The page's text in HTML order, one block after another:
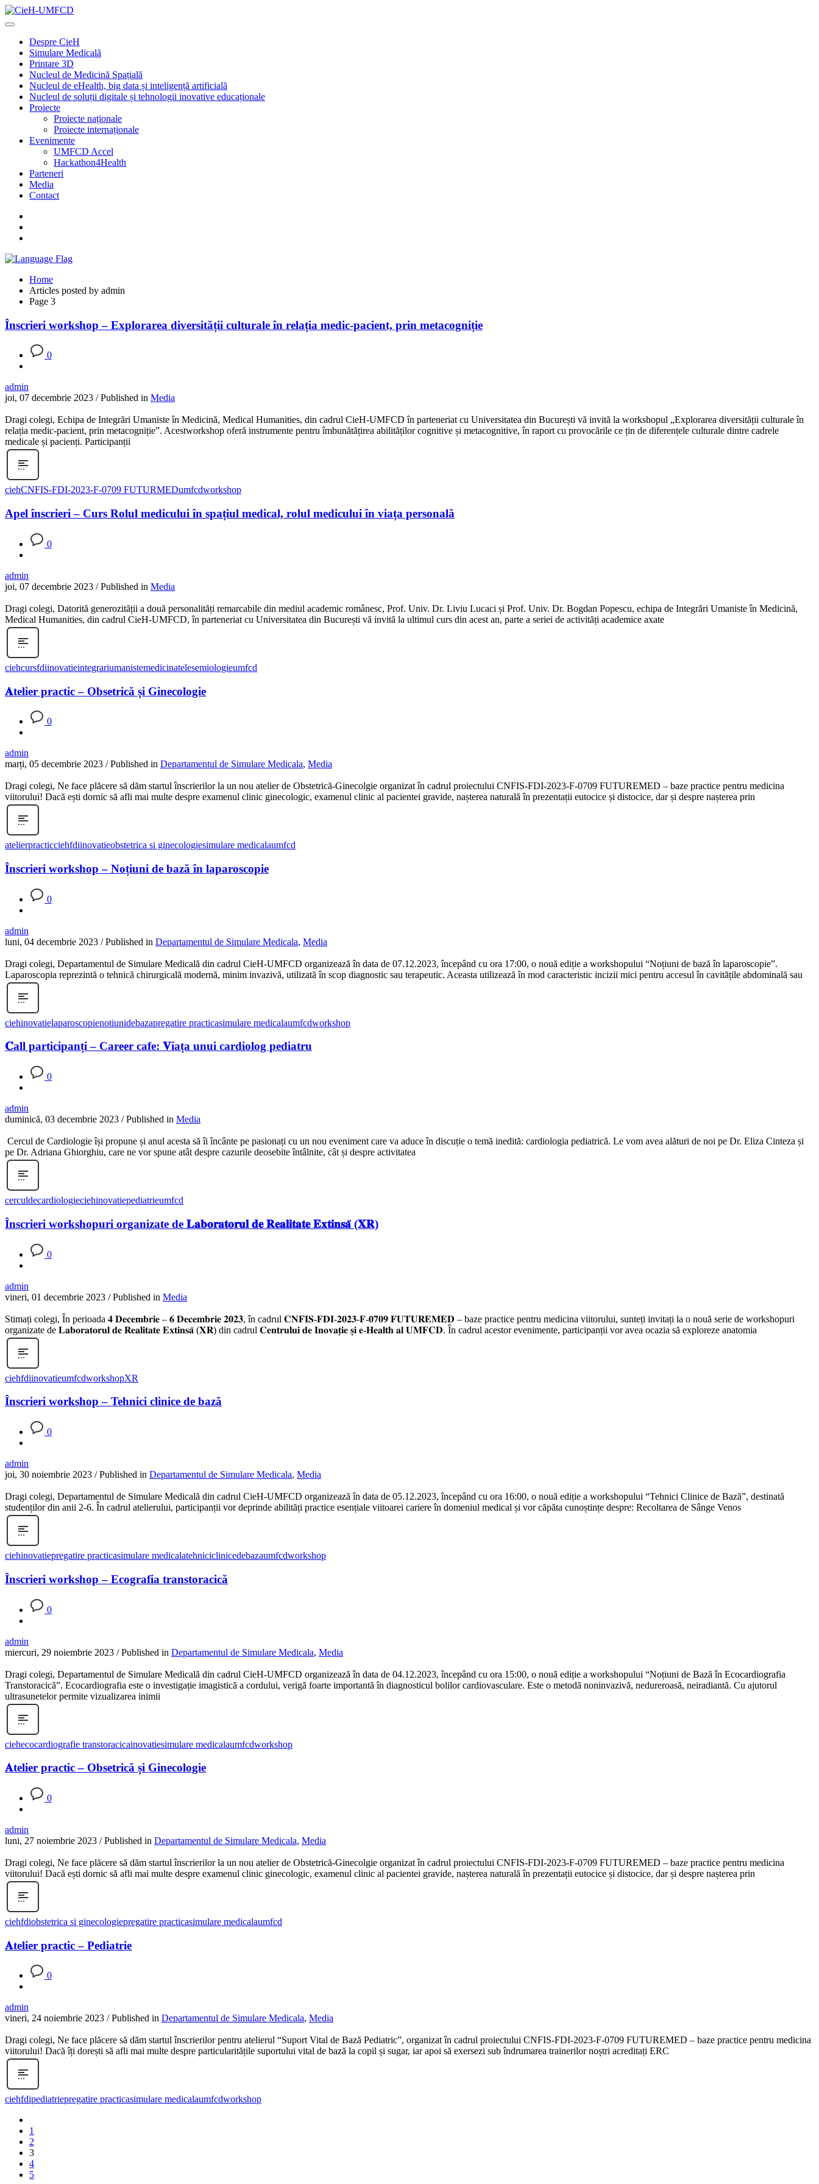
Despre CieH
Simulare Medicală
Printare 3D
Nucleul de Medicină Spațială
Nucleul de eHealth, big data și inteligență artificială
Nucleul de soluții digitale și tehnologii inovative educaționale
Proiecte
Proiecte naționale
Proiecte internaționale
Evenimente
UMFCD Accel
Hackathon4Health
Parteneri
Media
Contact
Home
Articles posted by admin
Page 3
Înscrieri workshop – Explorarea diversității culturale în relația medic-pacient, prin metacogniție
0
admin
joi, 07 decembrie 2023 / Published in Media
Dragi colegi, Echipa de Integrări Umaniste în Medicină, Medical Humanities, din cadrul CieH-UMFCD în parteneriat cu Universitatea din București vă invită la workshopul „Explorarea diversității culturale în
relația medic-pacient, prin metacogniție”. Acestworkshop oferă instrumente pentru îmbunătățirea abilităților cognitive și metacognitive, în raport cu provocările ce țin de diferențele culturale dintre cadrele
medicale și pacienți. Participanții
ciehCNFIS-FDI-2023-F-0709 FUTURMEDumfcdworkshop
Apel înscrieri – Curs Rolul medicului în spațiul medical, rolul medicului în viața personală
0
admin
joi, 07 decembrie 2023 / Published in Media
Dragi colegi, Datorită generozității a două personalități remarcabile din mediul academic românesc, Prof. Univ. Dr. Liviu Lucaci și Prof. Univ. Dr. Bogdan Popescu, echipa de Integrări Umaniste în Medicină,
Medical Humanities, din cadrul CieH-UMFCD, în parteneriat cu Universitatea din București vă invită la ultimul curs din acest an, parte a seriei de activități academice axate
ciehcursfdiinovatieintegrariumanistemedicinatelesemiologieumfcd
𝐀telier practic – Obsetrică și Ginecologie
0
admin
marți, 05 decembrie 2023 / Published in Departamentul de Simulare Medicala, Media
Dragi colegi, Ne face plăcere să dăm startul înscrierilor la un nou atelier de Obstetrică-Ginecolgie organizat în cadrul proiectului CNFIS-FDI-2023-F-0709 FUTUREMED – baze practice pentru medicina
viitorului! Dacă ești dornic să afli mai multe despre examenul clinic ginecologic, examenul clinic al pacientei gravide, nașterea naturală în prezentații eutocice și distocice, dar și despre nașterea prin
atelierpracticciehfdiinovatieobstetrica si ginecologiesimulare medicalaumfcd
Înscrieri workshop – Noțiuni de bază în laparoscopie
0
admin
luni, 04 decembrie 2023 / Published in Departamentul de Simulare Medicala, Media
Dragi colegi, Departamentul de Simulare Medicală din cadrul CieH-UMFCD organizează în data de 07.12.2023, începând cu ora 17:00, o nouă ediție a workshopului “Noțiuni de bază în laparoscopie”.
Laparoscopia reprezintă o tehnică chirurgicală modernă, minim invazivă, utilizată în scop diagnostic sau terapeutic. Aceasta utilizează în mod caracteristic incizii mici pentru accesul în cavitățile abdominală sau
ciehinovatielaparoscopienotiunidebazapregatire practicasimulare medicalaumfcdworkshop
𝐂all participanți – Career cafe: 𝐕iața unui cardiolog pediatru
0
admin
duminică, 03 decembrie 2023 / Published in Media
Cercul de Cardiologie își propune și anul acesta să îi încânte pe pasionați cu un nou eveniment care va aduce în discuție o temă inedită: cardiologia pediatrică. Le vom avea alături de noi pe Dr. Eliza Cinteza și
pe Dr. Adriana Ghiorghiu, care ne vor spune atât despre cazurile deosebite întâlnite, cât și despre activitatea
cerculdecardiologieciehinovatiepediatrieumfcd
Înscrieri workshopuri organizate de 𝐋𝐚𝐛𝐨𝐫𝐚𝐭𝐨𝐫𝐮𝐥 𝐝𝐞 𝐑𝐞𝐚𝐥𝐢𝐭𝐚𝐭𝐞 𝐄𝐱𝐭𝐢𝐧𝐬𝐚̆ (𝐗𝐑)
0
admin
vineri, 01 decembrie 2023 / Published in Media
Stimați colegi, În perioada 𝟒 𝐃𝐞𝐜𝐞𝐦𝐛𝐫𝐢𝐞 – 𝟔 𝐃𝐞𝐜𝐞𝐦𝐛𝐫𝐢𝐞 𝟐𝟎𝟐𝟑, în cadrul 𝐂𝐍𝐅𝐈𝐒-𝐅𝐃𝐈-𝟐𝟎𝟐𝟑-𝐅-𝟎𝟕𝟎𝟗 𝐅𝐔𝐓𝐔𝐑𝐄𝐌𝐄𝐃 – baze practice pentru medicina viitorului, sunteți invitați la o nouă serie de workshopuri
organizate de 𝐋𝐚𝐛𝐨𝐫𝐚𝐭𝐨𝐫𝐮𝐥 𝐝𝐞 𝐑𝐞𝐚𝐥𝐢𝐭𝐚𝐭𝐞 𝐄𝐱𝐭𝐢𝐧𝐬𝐚̆ (𝐗𝐑) din cadrul 𝐂𝐞𝐧𝐭𝐫𝐮𝐥𝐮𝐢 𝐝𝐞 𝐈𝐧𝐨𝐯𝐚𝐭̦𝐢𝐞 𝐬̦𝐢 𝐞-𝐇𝐞𝐚𝐥𝐭𝐡 𝐚𝐥 𝐔𝐌𝐅𝐂𝐃. În cadrul acestor evenimente, participanții vor avea ocazia să exploreze anatomia
ciehfdiinovatieumfcdworkshopXR
Înscrieri workshop – Tehnici clinice de bază
0
admin
joi, 30 noiembrie 2023 / Published in Departamentul de Simulare Medicala, Media
Dragi colegi, Departamentul de Simulare Medicală din cadrul CieH-UMFCD organizează în data de 05.12.2023, începând cu ora 16:00, o nouă ediție a workshopului “Tehnici Clinice de Bază”, destinată
studenților din anii 2-6. În cadrul atelierului, participanții vor deprinde abilități practice esențiale viitoarei cariere în domeniul medical și vor căpăta cunoștințe despre: Recoltarea de Sânge Venos
ciehinovatiepregatire practicasimulare medicalatehniciclinicedebazaumfcdworkshop
Înscrieri workshop – Ecografia transtoracică
0
admin
miercuri, 29 noiembrie 2023 / Published in Departamentul de Simulare Medicala, Media
Dragi colegi, Departamentul de Simulare Medicală din cadrul CieH-UMFCD organizează în data de 04.12.2023, începând cu ora 15:00, o nouă ediție a workshopului “Noțiuni de Bază în Ecocardiografia
Transtoracică”. Ecocardiografia este o investigație imagistică a cordului, verigă foarte importantă în diagnosticul bolilor cardiovasculare. Este o metodă noninvazivă, nedureroasă, neiradiantă. Cu ajutorul
ultrasunetelor permite vizualizarea inimii
ciehecocardiografie transtoracicainovatiesimulare medicalaumfcdworkshop
𝐀telier practic – Obsetrică și Ginecologie
0
admin
luni, 27 noiembrie 2023 / Published in Departamentul de Simulare Medicala, Media
Dragi colegi, Ne face plăcere să dăm startul înscrierilor la un nou atelier de Obstetrică-Ginecolgie organizat în cadrul proiectului CNFIS-FDI-2023-F-0709 FUTUREMED – baze practice pentru medicina
viitorului! Dacă ești dornic să afli mai multe despre examenul clinic ginecologic, examenul clinic al pacientei gravide, nașterea naturală în prezentații eutocice și distocice, dar și despre nașterea prin
ciehfdiobstetrica si ginecologiepregatire practicasimulare medicalaumfcd
𝐀telier practic – Pediatrie
0
admin
vineri, 24 noiembrie 2023 / Published in Departamentul de Simulare Medicala, Media
Dragi colegi, Ne face plăcere să dăm startul înscrierilor pentru atelierul “Suport Vital de Bază Pediatric”, organizat în cadrul proiectului CNFIS-FDI-2023-F-0709 FUTUREMED – baze practice pentru medicina
viitorului! Dacă îți dorești să afli mai multe despre particularitățile suportului vital de bază la copil și sugar, iar apoi să exersezi sub îndrumarea trainerilor noștri acreditați ERC
ciehfdipediatriepregatire practicasimulare medicalaumfcdworkshop
1
2
3
4
5